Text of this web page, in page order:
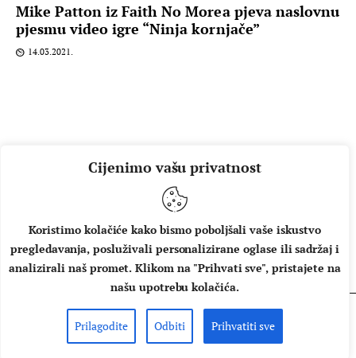
Cijenimo vašu privatnost
Koristimo kolačiće kako bismo poboljšali vaše iskustvo
pregledavanja, posluživali personalizirane oglase ili sadržaj i
analizirali naš promet. Klikom na "Prihvati sve", pristajete na
našu upotrebu kolačića.
Prilagodite Odbiti Prihvatiti sve
Mike Patton iz Faith No Morea pjeva naslovnu
pjesmu video igre “Ninja kornjače”
14.03.2021.
O NAMA IMPRESSUM UVJETI KORIŠTENJA
Copyright © 2026 Music Box - All rights reserved.